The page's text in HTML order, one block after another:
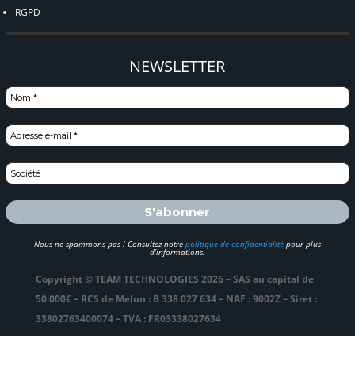
RGPD
NEWSLETTER
Nous ne spammons pas ! Consultez notre politique de confidentialitépour plus
d’informations.
Copyright © TEAM TECHNOLOGIES 2026 – SAS au capital de
50.000€ – RCS de Melun : B 338 027 634 – NAF : 9002Z – Siret :
33802763400074 – TVA : FR03338027634